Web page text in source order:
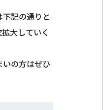
記の通りと
大していく
の方はぜひ